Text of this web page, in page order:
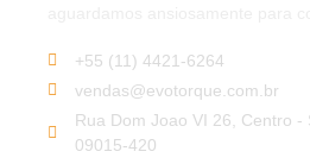
+55 (11) 4421-6264
vendas@evotorque.com.br
Rua Dom Joao VI 26, Centro -
09015-420